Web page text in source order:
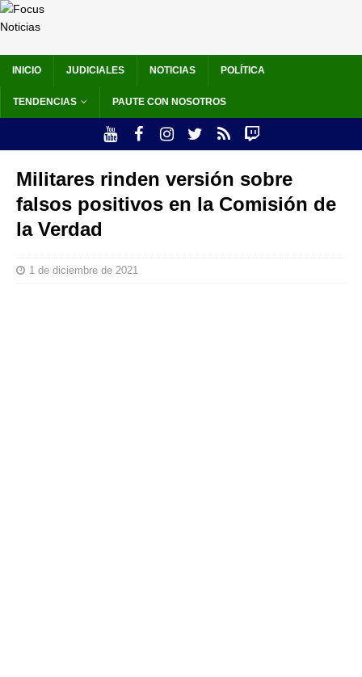
INICIO JUDICIALES NOTICIAS POLÍTICA
TENDENCIAS PAUTE CON NOSOTROS
Militares rinden versión sobre
falsos positivos en la Comisión de
la Verdad
1 de diciembre de 2021